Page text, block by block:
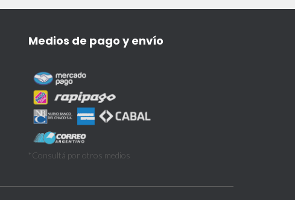
Medios de pago y envío
*Consultá por otros medios